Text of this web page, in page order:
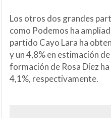
Los otros dos grandes
como Podemos ha
partido Cayo Lara ha
y un 4,8% en estimación
formación de Rosa Díez
4,1%, respectivamente.